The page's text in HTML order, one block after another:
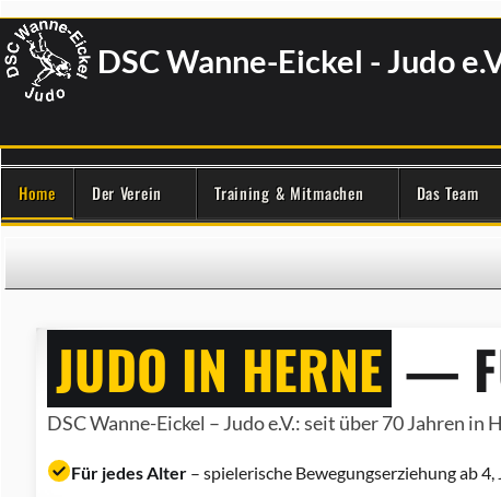
DSC Wanne-Eickel - Judo
Home Der Verein Training & Mitmachen Das Team
JUDO IN HERNE —
DSC Wanne-Eickel – Judo e.V.: seit über 70 Jahren
Für jedes Alter – spielerische Bewegungserziehung ab 4,